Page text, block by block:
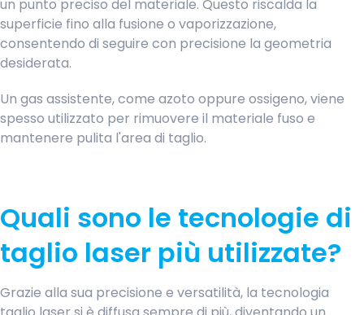
un punto preciso del materiale. Questo riscalda la
superficie fino alla fusione o vaporizzazione,
consentendo di seguire con precisione la geometria
desiderata.
Un gas assistente, come azoto oppure ossigeno, viene
spesso utilizzato per rimuovere il materiale fuso e
mantenere pulita l'area di taglio.
Quali sono le tecnologie di
taglio laser più utilizzate?
Grazie alla sua precisione e versatilità, la tecnologia